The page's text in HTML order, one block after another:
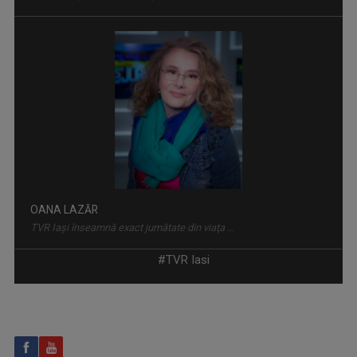
CARAVANA TVR3 LA TINE ACASĂ
OANA LAZĂR
TVR Iaşi înseamnă exact jumătate din viaţa ...
#TVR Iasi